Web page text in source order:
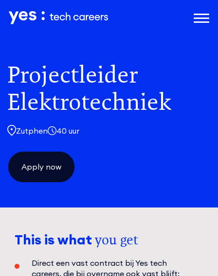
Naar hoofdinhoud
Projectleider
Elektrotechniek
Zutphen 40 uur
Apply now
This is whatyou get
Direct een vast contract bij Yes tech
careers, die bij overname ook vast blijft;